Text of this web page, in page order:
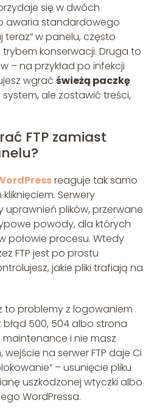
się w dwóch
awaria standardowego
teraz” w panelu, często
konserwacji. Druga to
– na przykład po infekcji
wgrać świeżą paczkę
ale zostawić treści,
FTP zamiast
reaguje tak samo
Serwery
uprawnień plików, przerwane
powody, dla których
połowie procesu. Wtedy
FTP jest po prostu
jakie pliki trafiają na
to problemy z logowaniem
500, 504 albo strona
maintenance i nie masz
na serwer FTP daje Ci
– usunięcie pliku
uszkodzonej wtyczki albo
WordPressa.